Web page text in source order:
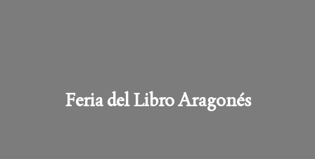
Feria del Libro Aragonés